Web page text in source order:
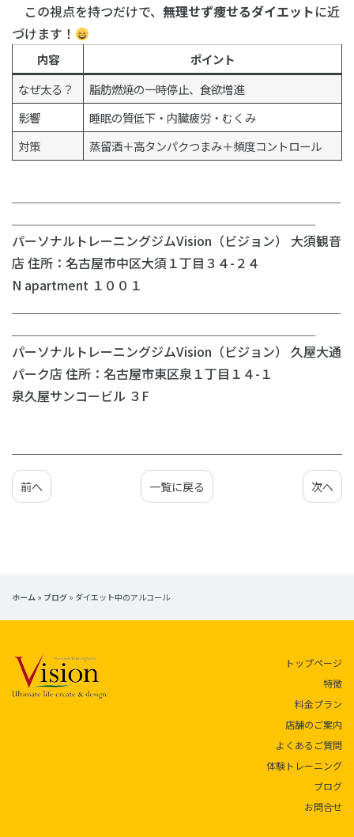
この視点を持つだけで、 無理せず痩せるダイエットに近
づけます！
内容
ポイント
なぜ太る？
脂肪燃焼の一時停止、食欲増進
影響
睡眠の質低下・内臓疲労・むくみ
対策
蒸留酒＋高タンパクつまみ＋頻度コントロール
パーソナルトレーニングジムVision（ビジョン） 大須観音
店 住所：名古屋市中区大須１丁目３４-２４
N apartment １００１
パーソナルトレーニングジムVision（ビジョン） 久屋大通
パーク店 住所：名古屋市東区泉１丁目１４-１
泉久屋サンコービル ３F
前へ 一覧に戻る 次へ
ホーム » ブログ » ダイエット中のアルコール
トップページ
特徴
料金プラン
店舗のご案内
よくあるご質問
体験トレーニング
ブログ
お問合せ